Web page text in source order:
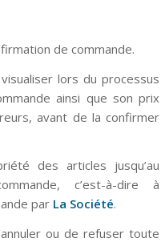
de commande.
lors du processus
ainsi que son prix
avant de la confirmer
des articles jusqu’au
c’est-à-dire à
parLa Société.
ou de refuser toute